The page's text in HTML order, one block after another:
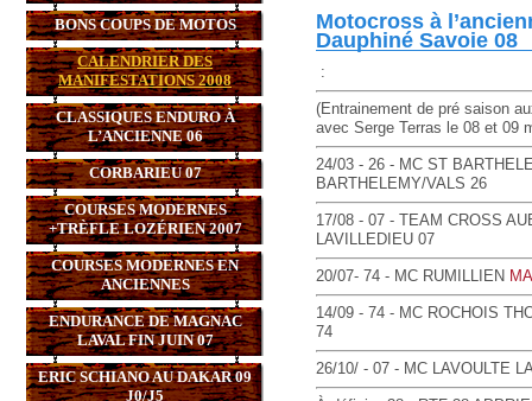
BONS COUPS DE MOTOS
CALENDRIER DES
MANIFESTATIONS 2008
CLASSIQUES ENDURO À
L’ANCIENNE 06
CORBARIEU 07
COURSES MODERNES
+TRÈFLE LOZÉRIEN 2007
COURSES MODERNES EN
ANCIENNES
ENDURANCE DE MAGNAC
LAVAL FIN JUIN 07
ERIC SCHIANO AU DAKAR 09
J0/J5
Motocross à
Dauphiné Savoie 08
:
(Entrainement de pré saison
avec Serge Terras le 08 et 09
24/03 - 26 - MC ST
BARTHELEMY/VALS 26
17/08 - 07 - TEAM CROSS
LAVILLEDIEU 07
20/07- 74 - MC RUMILLIEN
14/09 - 74 - MC ROCHOIS
74
26/10/ - 07 - MC LAVOULTE